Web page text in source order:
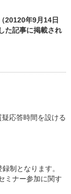
20120年9月14日
た記事に掲載され
疑応答時間を設ける
制となります。
ミナー参加に関す